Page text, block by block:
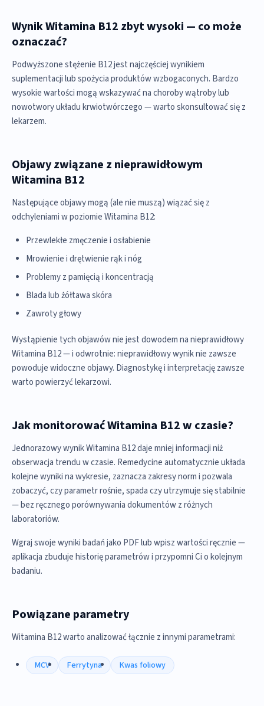
Wynik Witamina B12 zbyt wysoki — co może
oznaczać?
Podwyższone stężenie B12 jest najczęściej wynikiem
suplementacji lub spożycia produktów wzbogaconych. Bardzo
wysokie wartości mogą wskazywać na choroby wątroby lub
nowotwory układu krwiotwórczego — warto skonsultować się z
lekarzem.
Objawy związane z nieprawidłowym
Witamina B12
Następujące objawy mogą (ale nie muszą) wiązać się z
odchyleniami w poziomie Witamina B12:
Przewlekłe zmęczenie i osłabienie
Mrowienie i drętwienie rąk i nóg
Problemy z pamięcią i koncentracją
Blada lub żółtawa skóra
Zawroty głowy
Wystąpienie tych objawów nie jest dowodem na nieprawidłowy
Witamina B12 — i odwrotnie: nieprawidłowy wynik nie zawsze
powoduje widoczne objawy. Diagnostykę i interpretację zawsze
warto powierzyć lekarzowi.
Jak monitorować Witamina B12 w czasie?
Jednorazowy wynik Witamina B12 daje mniej informacji niż
obserwacja trendu w czasie. Remedycine automatycznie układa
kolejne wyniki na wykresie, zaznacza zakresy norm i pozwala
zobaczyć, czy parametr rośnie, spada czy utrzymuje się stabilnie
— bez ręcznego porównywania dokumentów z różnych
laboratoriów.
Wgraj swoje wyniki badań jako PDF lub wpisz wartości ręcznie —
aplikacja zbuduje historię parametrów i przypomni Ci o kolejnym
badaniu.
Powiązane parametry
Witamina B12 warto analizować łącznie z innymi parametrami:
MCV Ferrytyna Kwas foliowy